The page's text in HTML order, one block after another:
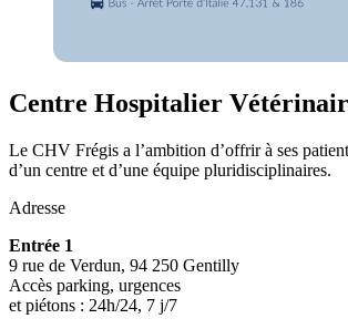
Centre Hospitalier
Le CHV Frégis a l’ambition d’offrir à ses
d’un centre et d’une équipe pluridisciplinaires.
Adresse
Entrée 1
9 rue de Verdun, 94 250 Gentilly
Accès parking, urgences
et piétons : 24h/24, 7 j/7